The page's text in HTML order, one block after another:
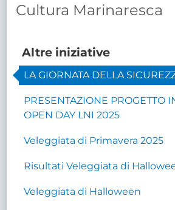
Cultura Marinaresca
Altre iniziative
LA GIORNATA DELLA
PRESENTAZIONE PROGETTO
OPEN DAY LNI 2025
Veleggiata di Primavera 2025
Risultati Veleggiata di
Veleggiata di Halloween